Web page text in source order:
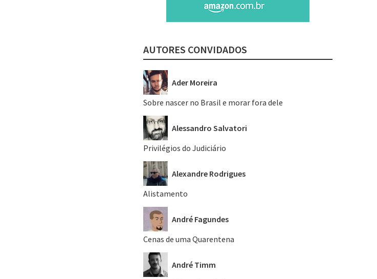
AUTORES CONVIDADOS
Ader Moreira
Sobre nascer no Brasil e morar fora dele
Alessandro Salvatori
Privilégios do Judiciário
Alexandre Rodrigues
Alistamento
André Fagundes
Cenas de uma Quarentena
André Timm